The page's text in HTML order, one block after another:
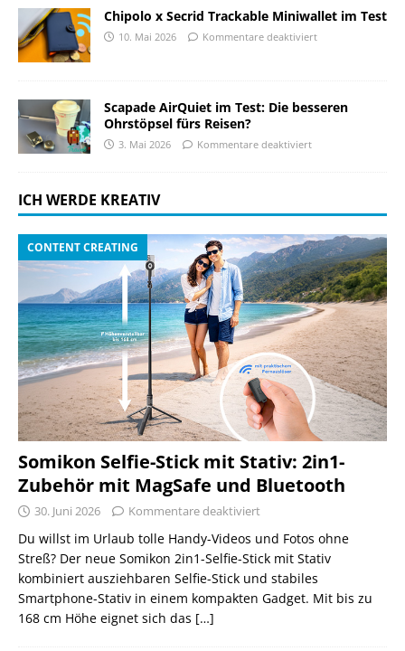
Chipolo x Secrid Trackable Miniwallet im Test
10. Mai 2026 Kommentare deaktiviert
Scapade AirQuiet im Test: Die besseren
Ohrstöpsel fürs Reisen?
3. Mai 2026 Kommentare deaktiviert
ICH WERDE KREATIV
CONTENT CREATING
Somikon Selfie-Stick mit Stativ: 2in1-
Zubehör mit MagSafe und Bluetooth
30. Juni 2026 Kommentare deaktiviert
Du willst im Urlaub tolle Handy-Videos und Fotos ohne
Streß? Der neue Somikon 2in1-Selfie-Stick mit Stativ
kombiniert ausziehbaren Selfie-Stick und stabiles
Smartphone-Stativ in einem kompakten Gadget. Mit bis zu
168 cm Höhe eignet sich das […]